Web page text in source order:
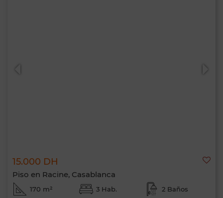
15.000 DH
Piso en Racine, Casablanca
170 m² 3 Hab. 2 Baños